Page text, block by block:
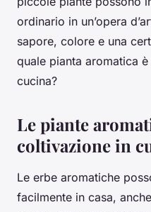
ordinario in un’opera
sapore, colore e una
quale pianta aromatica
cucina?
Le piante
coltivazione in
Le erbe aromatiche
facilmente in casa,